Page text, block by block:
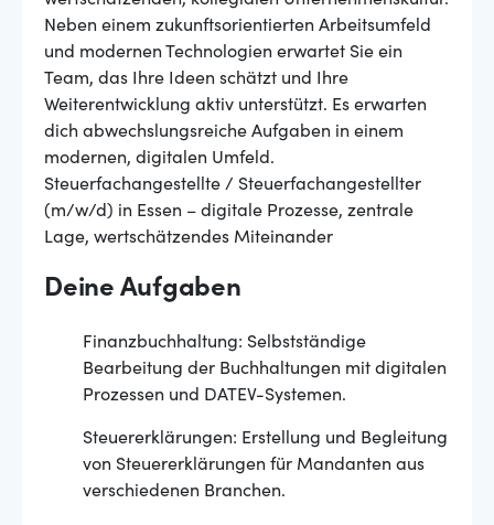
Neben einem zukunftsorientierten Arbeitsumfeld
und modernen Technologien erwartet Sie ein
Team, das Ihre Ideen schätzt und Ihre
Weiterentwicklung aktiv unterstützt. Es erwarten
dich abwechslungsreiche Aufgaben in einem
modernen, digitalen Umfeld.
Steuerfachangestellte / Steuerfachangestellter
(m/w/d) in Essen – digitale Prozesse, zentrale
Lage, wertschätzendes Miteinander
Deine Aufgaben
Finanzbuchhaltung: Selbstständige
Bearbeitung der Buchhaltungen mit digitalen
Prozessen und DATEV-Systemen.
Steuererklärungen: Erstellung und Begleitung
von Steuererklärungen für Mandanten aus
verschiedenen Branchen.